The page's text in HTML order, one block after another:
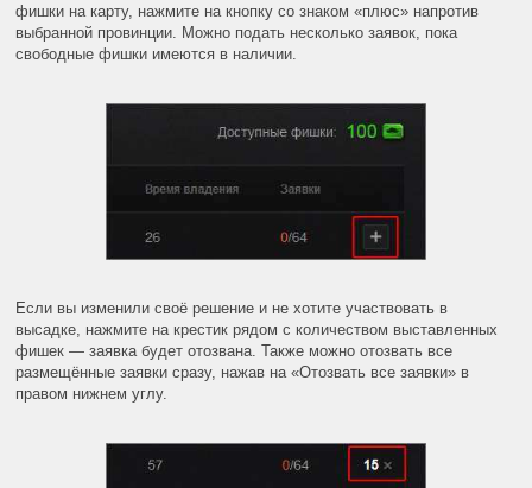
фишки на карту, нажмите на кнопку со знаком «плюс» напротив
выбранной провинции. Можно подать несколько заявок, пока
свободные фишки имеются в наличии.
Если вы изменили своё решение и не хотите участвовать в
высадке, нажмите на крестик рядом с количеством выставленных
фишек — заявка будет отозвана. Также можно отозвать все
размещённые заявки сразу, нажав на «Отозвать все заявки» в
правом нижнем углу.